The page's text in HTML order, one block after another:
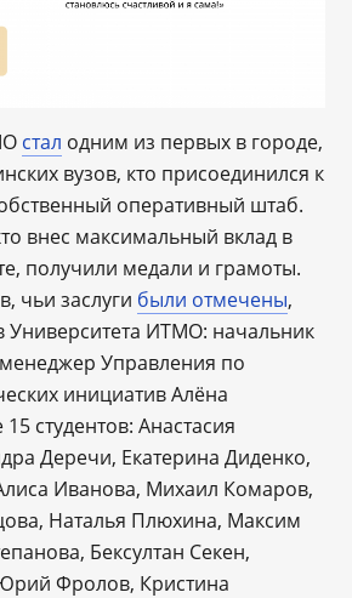
стал одним из первых в городе,
вузов, кто присоединился к
оперативный штаб.
внес максимальный вклад в
получили медали и грамоты.
чьи заслуги были отмечены,
Университета ИТМО: начальник
Управления по
инициатив Алёна
студентов: Анастасия
Деречи, Екатерина Диденко,
Иванова, Михаил Комаров,
Наталья Плюхина, Максим
Бексултан Секен,
Фролов, Кристина